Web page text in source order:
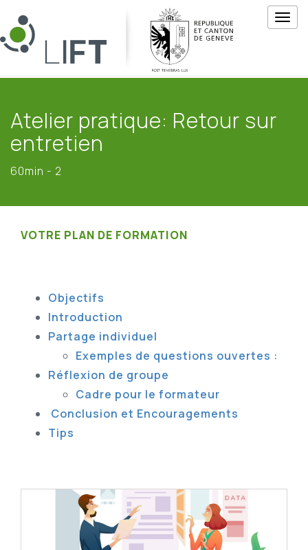
M
u
Atelier pratique: Retour sur
entretien
60min - 2
VOTRE PLAN DE FORMATION
Objectifs
Introduction
Partage individuel
Exemples de questions ouvertes :
Réflexion de groupe
Cadre pour le formateur
Conclusion et Encouragements
Tips